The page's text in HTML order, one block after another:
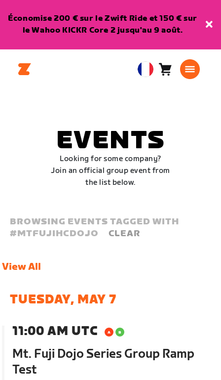
Économise 200 € sur le Zwift Ride et 150 € sur
le Wahoo KICKR Core 2 jusqu'au 9 août.
EuropeanPanier0
EVENTS
Looking for some company?
Join an official group event from
the list below.
BROWSING EVENTS TAGGED WITH
#MTFUJIHCDOJO CLEAR
View All
TUESDAY, MAY 7
11:00 AM UTC
Mt. Fuji Dojo Series Group Ramp
Test